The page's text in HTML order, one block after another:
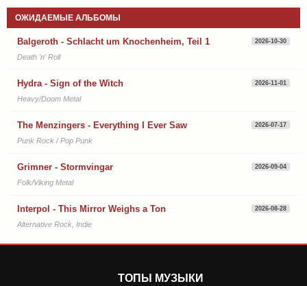
ОЖИДАЕМЫЕ АЛЬБОМЫ
Balgeroth - Schlacht um Knochenheim, Teil 1 2026-10-30
Death 'n' Roll
Hydra - Sign of the Witch 2026-11-01
Heavy/Doom Metal
The Menzingers - Everything I Ever Saw 2026-07-17
Punk Rock / Pop Punk
Grimner - Stormvingar 2026-09-04
Folk/Viking Metal
Interpol - This Mirror Weighs a Ton 2026-08-28
Alternative Rock, Indie
ТОПЫ МУЗЫКИ